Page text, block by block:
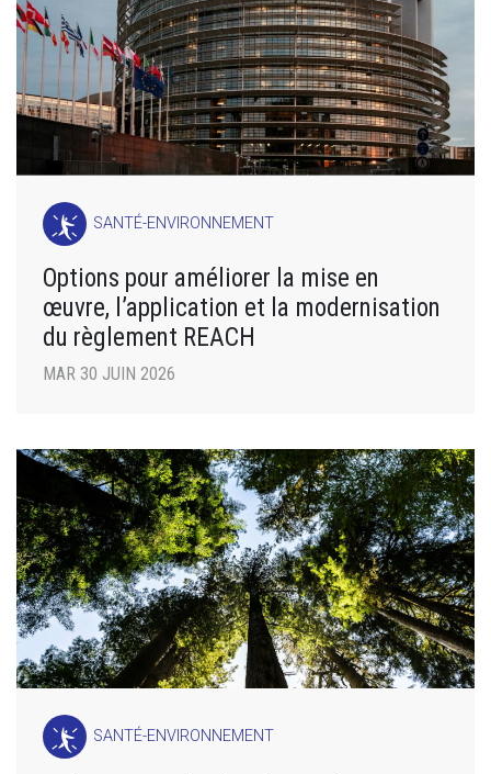
SANTÉ-ENVIRONNEMENT
Options pour améliorer la mise en
œuvre, l’application et la modernisation
du règlement REACH
MAR 30 JUIN 2026
SANTÉ-ENVIRONNEMENT